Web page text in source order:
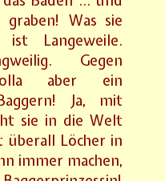
Was sie
Langeweile.
Gegen
aber ein
Ja, mit
sie in die Welt
überall Löcher in
immer machen,